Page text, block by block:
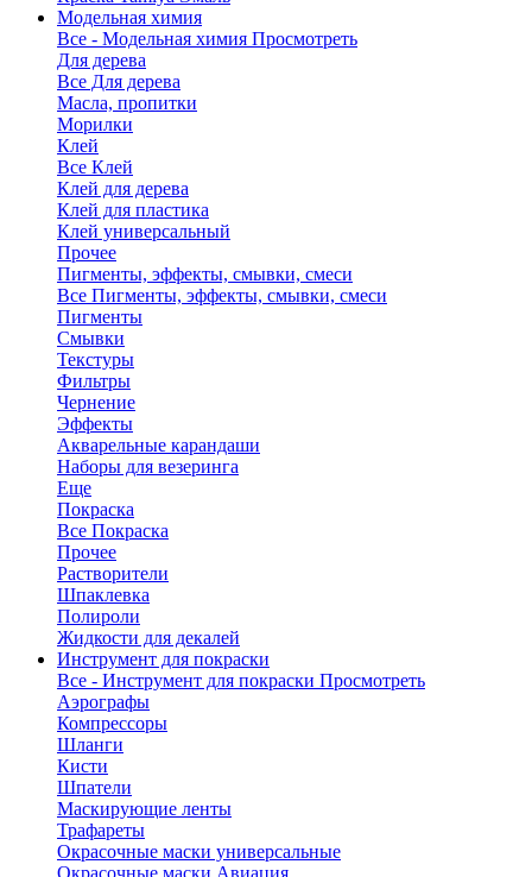
Модельная химия
Все - Модельная химия Просмотреть
Для дерева
Все Для дерева
Масла, пропитки
Морилки
Клей
Все Клей
Клей для дерева
Клей для пластика
Клей универсальный
Прочее
Пигменты, эффекты, смывки, смеси
Все Пигменты, эффекты, смывки, смеси
Пигменты
Смывки
Текстуры
Фильтры
Чернение
Эффекты
Акварельные карандаши
Наборы для везеринга
Еще
Покраска
Все Покраска
Прочее
Растворители
Шпаклевка
Полироли
Жидкости для декалей
Инструмент для покраски
Все - Инструмент для покраски Просмотреть
Аэрографы
Компрессоры
Шланги
Кисти
Шпатели
Маскирующие ленты
Трафареты
Окрасочные маски универсальные
Окрасочные маски Авиация